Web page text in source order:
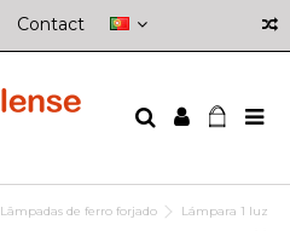
Contact
Lâmpadas de ferro forjado
Lámpara 1 luz